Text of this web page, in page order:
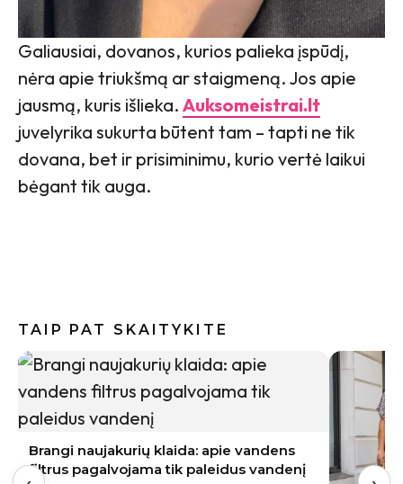
Galiausiai, dovanos, kurios palieka įspūdį,
nėra apie triukšmą ar staigmeną. Jos apie
jausmą, kuris išlieka. Auksomeistrai.lt
juvelyrika sukurta būtent tam – tapti ne tik
dovana, bet ir prisiminimu, kurio vertė laikui
bėgant tik auga.
TAIP PAT SKAITYKITE